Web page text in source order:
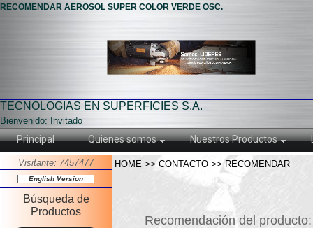
RECOMENDAR AEROSOL SUPER COLOR VERDE OSC.
TECNOLOGIAS EN SUPERFICIES S.A.
Bienvenido: Invitado
Principal Quienes somos Nuestros Productos
Visitante: 7457477
English Version
Búsqueda de
Productos
Recomendación del
HOME >> CONTACTO >> RECOMENDAR